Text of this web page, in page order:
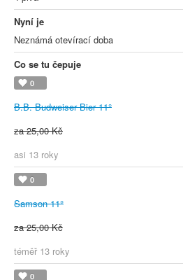
Nyní je
Neznámá otevírací doba
Co se tu čepuje
0
B.B. Budweiser Bier 11°
za 25,00 Kč
asi 13 roky
0
Samson 11°
za 25,00 Kč
téměř 13 roky
0